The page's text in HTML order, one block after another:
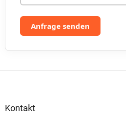
Anfrage senden
Kontakt